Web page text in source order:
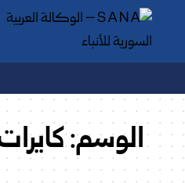
الوسم: